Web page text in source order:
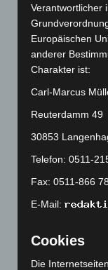
Werke im
8. August 2026
A2: Zweite
und Bothfeld
Niedersachsen:
7. August 2026
entdeckt
Brand im „Haus
eingedämmt
Verantwortlicher
Europäischen
anderer
Charakter ist:
Carl-Marcus
Reuterdamm 49
30853
Telefon: 0511-
Fax: 0511-866
E-Mail:
Cookies
Die